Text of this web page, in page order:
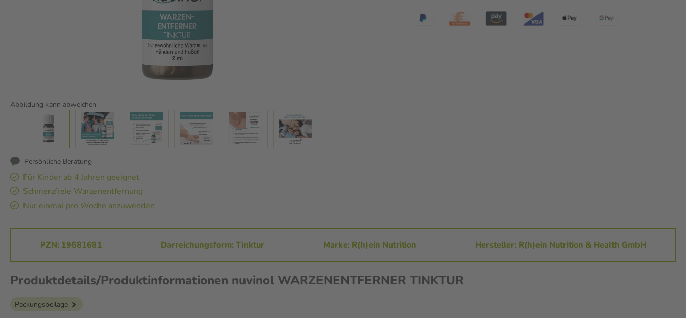
Abbildung kann abweichen
Persönliche Beratung
Für Kinder ab 4 Jahren geeignet
Schmerzfreie Warzenentfernung
Nur einmal pro Woche anzuwenden
PZN: 19681681 Darreichungsform: Tinktur Marke: R(h)ein Nutrition Hersteller: R(h)ein Nutrition & Health GmbH
Produktdetails/Produktinformationen nuvinol WARZENENTFERNER TINKTUR
Packungsbeilage